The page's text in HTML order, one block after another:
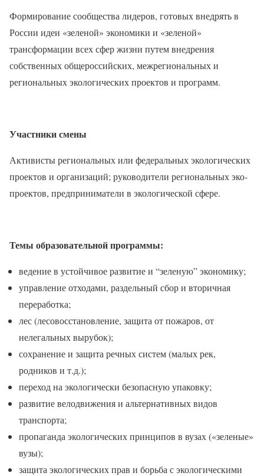
Формирование сообщества лидеров, готовых внедрять в
России идеи «зеленой» экономики и «зеленой»
трансформации всех сфер жизни путем внедрения
собственных общероссийских, межрегиональных и
региональных экологических проектов и программ.
Участники смены
Активисты региональных или федеральных экологических
проектов и организаций; руководители региональных эко-
проектов, предприниматели в экологической сфере.
Темы образовательной программы:
ведение в устойчивое развитие и “зеленую” экономику;
управление отходами, раздельный сбор и вторичная
переработка;
лес (лесовосстановление, защита от пожаров, от
нелегальных вырубок);
сохранение и защита речных систем (малых рек,
родников и т.д.);
переход на экологически безопасную упаковку;
развитие велодвижения и альтернативных видов
транспорта;
пропаганда экологических принципов в вузах («зеленые»
вузы);
защита экологических прав и борьба с экологическими